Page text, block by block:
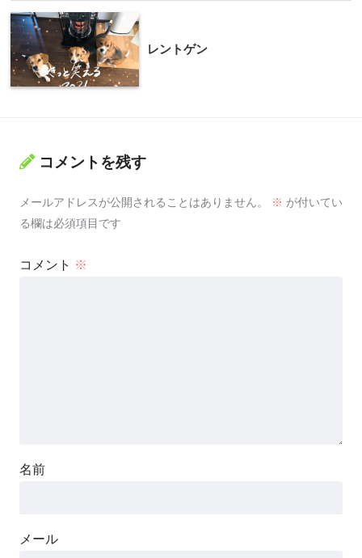
レントゲン
コメントを残す
メールアドレスが公開されることはありません。 ※ が付いてい
る欄は必須項目です
コメント ※
名前
メール